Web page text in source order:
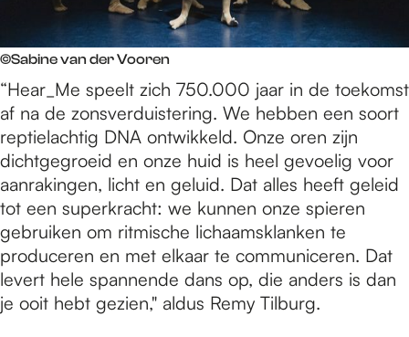
©Sabine van der Vooren
“Hear_Me speelt zich 750.000 jaar in de toekomst
af na de zonsverduistering. We hebben een soort
reptielachtig DNA ontwikkeld. Onze oren zijn
dichtgegroeid en onze huid is heel gevoelig voor
aanrakingen, licht en geluid. Dat alles heeft geleid
tot een superkracht: we kunnen onze spieren
gebruiken om ritmische lichaamsklanken te
produceren en met elkaar te communiceren. Dat
levert hele spannende dans op, die anders is dan
je ooit hebt gezien," aldus Remy Tilburg.